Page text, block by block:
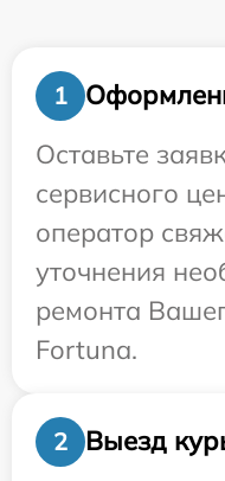
1
Оставьте
сервисного
оператор
уточнения
ремонта
Fortuna.
2
Выезд